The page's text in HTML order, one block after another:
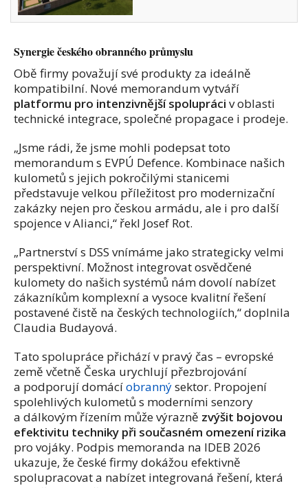
Synergie českého obranného průmyslu
Obě firmy považují své produkty za ideálně
kompatibilní. Nové memorandum vytváří
platformu pro intenzivnější spolupráci v oblasti
technické integrace, společné propagace i prodeje.
„Jsme rádi, že jsme mohli podepsat toto
memorandum s EVPÚ Defence. Kombinace našich
kulometů s jejich pokročilými stanicemi
představuje velkou příležitost pro modernizační
zakázky nejen pro českou armádu, ale i pro další
spojence v Alianci,“ řekl Josef Rot.
„Partnerství s DSS vnímáme jako strategicky velmi
perspektivní. Možnost integrovat osvědčené
kulomety do našich systémů nám dovolí nabízet
zákazníkům komplexní a vysoce kvalitní řešení
postavené čistě na českých technologiích,“ doplnila
Claudia Budayová.
Tato spolupráce přichází v pravý čas – evropské
země včetně Česka urychlují přezbrojování
a podporují domácíobrannýsektor. Propojení
spolehlivých kulometů s moderními senzory
a dálkovým řízením může výrazně zvýšit bojovou
efektivitu techniky při současném omezení rizika
pro vojáky. Podpis memoranda na IDEB 2026
ukazuje, že české firmy dokážou efektivně
spolupracovat a nabízet integrovaná řešení, která